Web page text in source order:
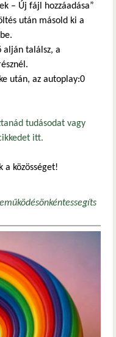
– Új fájl hozzáadása”
után másold ki a
alján találsz, a
után, az autoplay:0
tudásodat vagy
itt.
a közösséget!
önkéntessegíts